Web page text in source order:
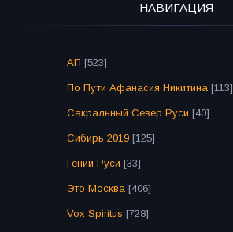
НАВИГАЦИЯ
АП [523]
По Пути Афанасия Никитина [113]
Сакральный Север Руси [40]
Сибирь 2019 [125]
Гении Руси [33]
Это Москва [406]
Vox Spiritus [728]